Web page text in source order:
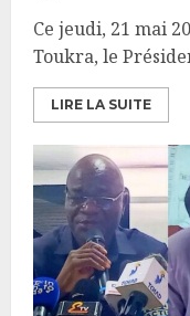
Ce jeudi, 21 mai
Toukra, le
LIRE LA SUITE